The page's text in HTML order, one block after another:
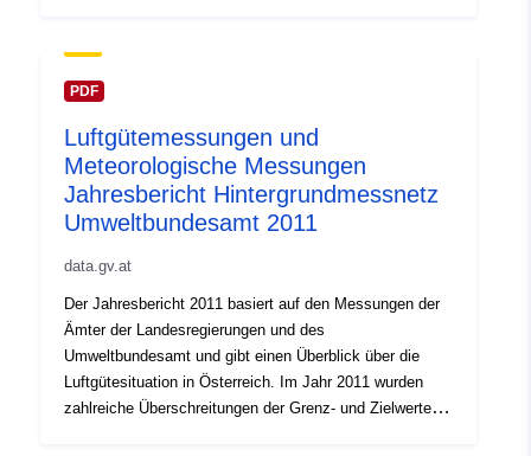
registriert, vereinzelt auch für Kohlenmonoxid,
Stickstoffoxide, Benzo(a)pyren und Staubniederschlag.
Blei, Arsen, Cadmium und Nickel in PM10 sowie für
Benzol wurden eingehalten. Grenzwertüberschreitungen
bei NO2 traten v. a. an stark befahrenen Straßen auf,
bei Feinstaub v. a. in größeren Städten und flächenhaft
Schadstoffe wiesen 2010 höhere Konzentrationen auf
als in den letzten Jahren.
PDF
Luftgütemessungen und
Meteorologische Messungen
Jahresbericht Hintergrundmessnetz
Umweltbundesamt 2011
data.gv.at
Der Jahresbericht 2011 basiert auf den Messungen der
Ämter der Landesregierungen und des
Umweltbundesamt und gibt einen Überblick über die
Luftgütesituation in Österreich. Im Jahr 2011 wurden
zahlreiche Überschreitungen der Grenz- und Zielwerte